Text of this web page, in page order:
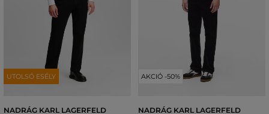
UTOLSÓ ESÉLY
NADRÁG KARL LAGERFELD
AKCIÓ -50%
NADRÁG KARL LAGERFELD